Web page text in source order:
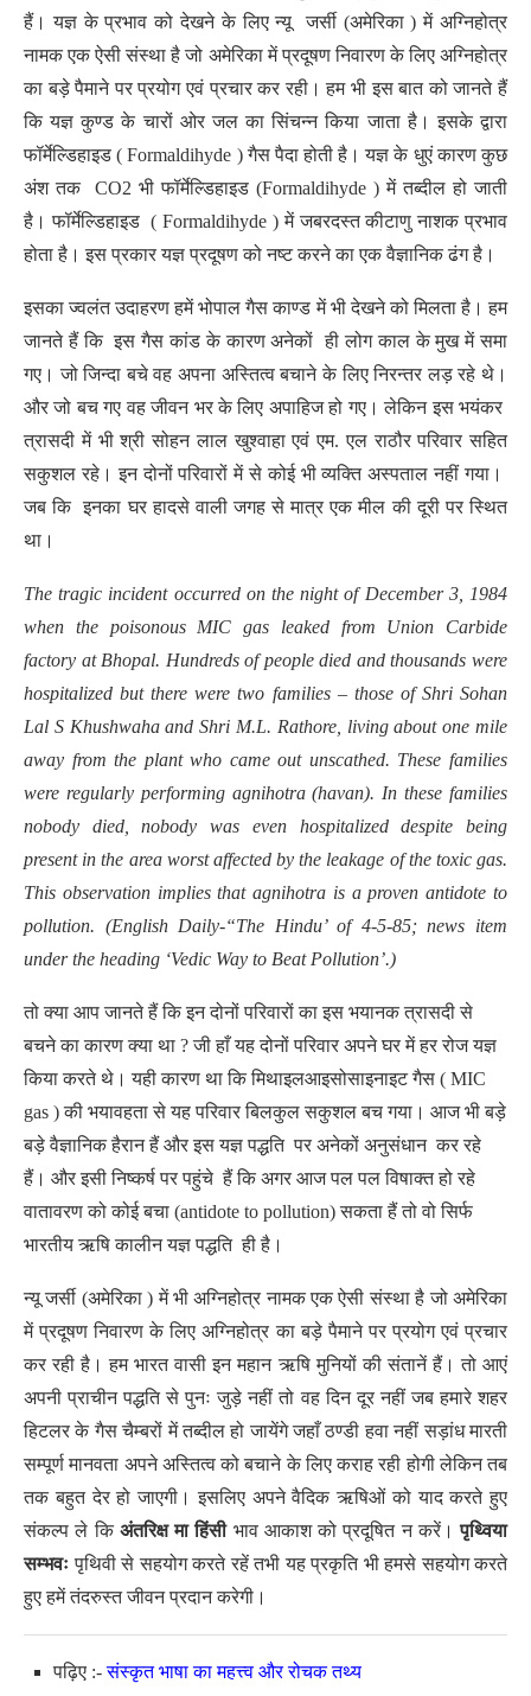
हैं। यज्ञ के प्रभाव को देखने के लिए न्यू जर्सी (अमेरिका ) में अग्निहोत्र
नामक एक ऐसी संस्था है जो अमेरिका में प्रदूषण निवारण के लिए अग्निहोत्र
का बड़े पैमाने पर प्रयोग एवं प्रचार कर रही। हम भी इस बात को जानते हैं
कि यज्ञ कुण्ड के चारों ओर जल का सिंचन्न किया जाता है। इसके द्वारा
फॉर्मेल्डिहाइड ( Formaldihyde ) गैस पैदा होती है। यज्ञ के धुएं कारण कुछ
अंश तक CO2 भी फॉर्मेल्डिहाइड (Formaldihyde ) में तब्दील हो जाती
है। फॉर्मेल्डिहाइड ( Formaldihyde ) में जबरदस्त कीटाणु नाशक प्रभाव
होता है। इस प्रकार यज्ञ प्रदूषण को नष्ट करने का एक वैज्ञानिक ढंग है।
इसका ज्वलंत उदाहरण हमें भोपाल गैस काण्ड में भी देखने को मिलता है। हम
जानते हैं कि इस गैस कांड के कारण अनेकों ही लोग काल के मुख में समा
गए। जो जिन्दा बचे वह अपना अस्तित्व बचाने के लिए निरन्तर लड़ रहे थे।
और जो बच गए वह जीवन भर के लिए अपाहिज हो गए। लेकिन इस भयंकर
त्रासदी में भी श्री सोहन लाल खुश्वाहा एवं एम. एल राठौर परिवार सहित
सकुशल रहे। इन दोनों परिवारों में से कोई भी व्यक्ति अस्पताल नहीं गया।
जब कि इनका घर हादसे वाली जगह से मात्र एक मील की दूरी पर स्थित
था।
The tragic incident occurred on the night of December 3, 1984
when the poisonous MIC gas leaked from Union Carbide
factory at Bhopal. Hundreds of people died and thousands were
hospitalized but there were two families – those of Shri Sohan
Lal S Khushwaha and Shri M.L. Rathore, living about one mile
away from the plant who came out unscathed. These families
were regularly performing agnihotra (havan). In these families
nobody died, nobody was even hospitalized despite being
present in the area worst affected by the leakage of the toxic gas.
This observation implies that agnihotra is a proven antidote to
pollution. (English Daily-“The Hindu’ of 4-5-85; news item
under the heading ‘Vedic Way to Beat Pollution’.)
तो क्या आप जानते हैं कि इन दोनों परिवारों का इस भयानक त्रासदी से
बचने का कारण क्या था ? जी हाँ यह दोनों परिवार अपने घर में हर रोज यज्ञ
किया करते थे। यही कारण था कि मिथाइलआइसोसाइनाइट गैस ( MIC
gas ) की भयावहता से यह परिवार बिलकुल सकुशल बच गया। आज भी बड़े
बड़े वैज्ञानिक हैरान हैं और इस यज्ञ पद्धति पर अनेकों अनुसंधान कर रहे
हैं। और इसी निष्कर्ष पर पहुंचे हैं कि अगर आज पल पल विषाक्त हो रहे
वातावरण को कोई बचा (antidote to pollution) सकता हैं तो वो सिर्फ
भारतीय ऋषि कालीन यज्ञ पद्धति ही है।
न्यू जर्सी (अमेरिका ) में भी अग्निहोत्र नामक एक ऐसी संस्था है जो अमेरिका
में प्रदूषण निवारण के लिए अग्निहोत्र का बड़े पैमाने पर प्रयोग एवं प्रचार
कर रही है। हम भारत वासी इन महान ऋषि मुनियों की संतानें हैं। तो आएं
अपनी प्राचीन पद्धति से पुनः जुड़े नहीं तो वह दिन दूर नहीं जब हमारे शहर
हिटलर के गैस चैम्बरों में तब्दील हो जायेंगे जहाँ ठण्डी हवा नहीं सड़ांध मारती
सम्पूर्ण मानवता अपने अस्तित्व को बचाने के लिए कराह रही होगी लेकिन तब
तक बहुत देर हो जाएगी। इसलिए अपने वैदिक ऋषिओं को याद करते हुए
संकल्प ले कि अंतरिक्ष मा हिंसीभाव आकाश को प्रदूषित न करें।पृथ्विया
सम्भवः पृथिवी से सहयोग करते रहें तभी यह प्रकृति भी हमसे सहयोग करते
हुए हमें तंदरुस्त जीवन प्रदान करेगी।
पढ़िए :-संस्कृत भाषा का महत्त्व और रोचक तथ्य